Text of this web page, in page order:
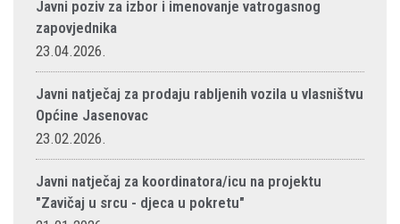
Javni poziv za izbor i imenovanje vatrogasnog
zapovjednika
23.04.2026.
Javni natječaj za prodaju rabljenih vozila u vlasništvu
Općine Jasenovac
23.02.2026.
Javni natječaj za koordinatora/icu na projektu
"Zavičaj u srcu - djeca u pokretu"